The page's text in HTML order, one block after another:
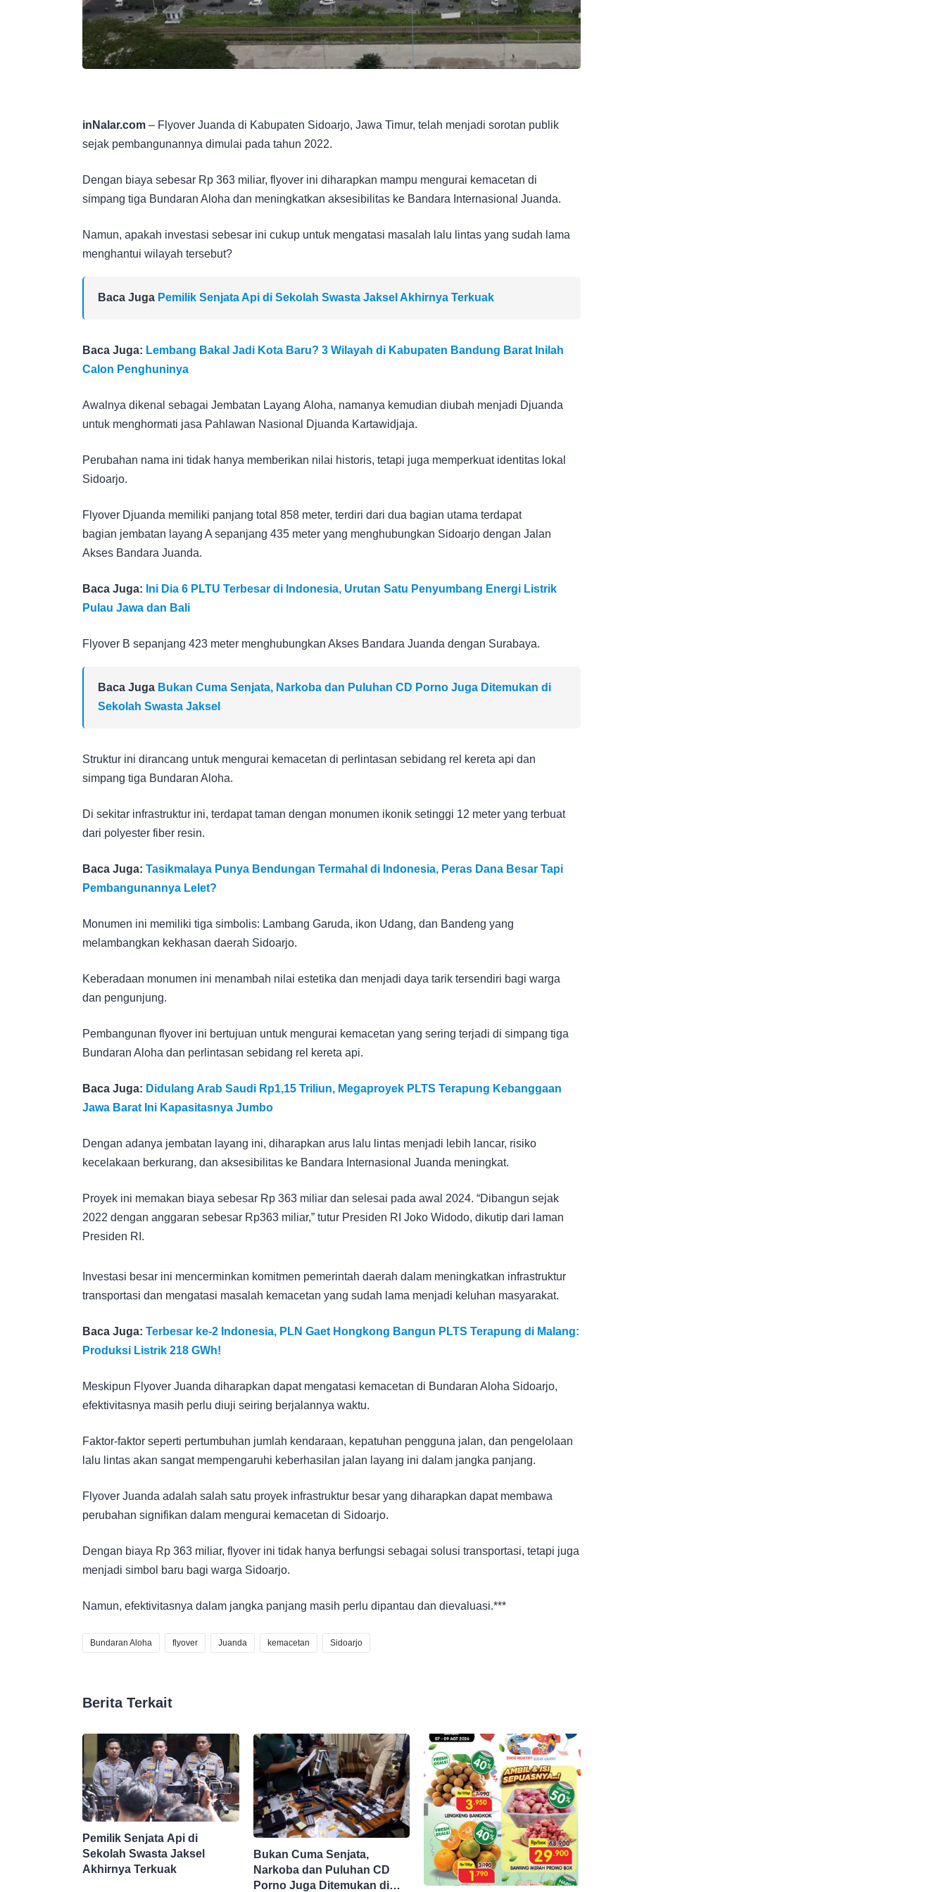
inNalar.com – Flyover Juanda di Kabupaten Sidoarjo, Jawa Timur, telah menjadi sorotan publik
sejak pembangunannya dimulai pada tahun 2022.
Dengan biaya sebesar Rp 363 miliar, flyover ini diharapkan mampu mengurai kemacetan di
simpang tiga Bundaran Aloha dan meningkatkan aksesibilitas ke Bandara Internasional Juanda.
Namun, apakah investasi sebesar ini cukup untuk mengatasi masalah lalu lintas yang sudah lama
menghantui wilayah tersebut?
Baca Juga Pemilik Senjata Api di Sekolah Swasta Jaksel Akhirnya Terkuak
Baca Juga: Lembang Bakal Jadi Kota Baru? 3 Wilayah di Kabupaten Bandung Barat Inilah
Calon Penghuninya
Awalnya dikenal sebagai Jembatan Layang Aloha, namanya kemudian diubah menjadi Djuanda
untuk menghormati jasa Pahlawan Nasional Djuanda Kartawidjaja.
Perubahan nama ini tidak hanya memberikan nilai historis, tetapi juga memperkuat identitas lokal
Sidoarjo.
Flyover Djuanda memiliki panjang total 858 meter, terdiri dari dua bagian utama terdapat
bagian jembatan layang A sepanjang 435 meter yang menghubungkan Sidoarjo dengan Jalan
Akses Bandara Juanda.
Baca Juga: Ini Dia 6 PLTU Terbesar di Indonesia, Urutan Satu Penyumbang Energi Listrik
Pulau Jawa dan Bali
Flyover B sepanjang 423 meter menghubungkan Akses Bandara Juanda dengan Surabaya.
Baca Juga Bukan Cuma Senjata, Narkoba dan Puluhan CD Porno Juga Ditemukan di
Sekolah Swasta Jaksel
Struktur ini dirancang untuk mengurai kemacetan di perlintasan sebidang rel kereta api dan
simpang tiga Bundaran Aloha.
Di sekitar infrastruktur ini, terdapat taman dengan monumen ikonik setinggi 12 meter yang terbuat
dari polyester fiber resin.
Baca Juga: Tasikmalaya Punya Bendungan Termahal di Indonesia, Peras Dana Besar Tapi
Pembangunannya Lelet?
Monumen ini memiliki tiga simbolis: Lambang Garuda, ikon Udang, dan Bandeng yang
melambangkan kekhasan daerah Sidoarjo.
Keberadaan monumen ini menambah nilai estetika dan menjadi daya tarik tersendiri bagi warga
dan pengunjung.
Pembangunan flyover ini bertujuan untuk mengurai kemacetan yang sering terjadi di simpang tiga
Bundaran Aloha dan perlintasan sebidang rel kereta api.
Baca Juga: Didulang Arab Saudi Rp1,15 Triliun, Megaproyek PLTS Terapung Kebanggaan
Jawa Barat Ini Kapasitasnya Jumbo
Dengan adanya jembatan layang ini, diharapkan arus lalu lintas menjadi lebih lancar, risiko
kecelakaan berkurang, dan aksesibilitas ke Bandara Internasional Juanda meningkat.
Proyek ini memakan biaya sebesar Rp 363 miliar dan selesai pada awal 2024. “Dibangun sejak
2022 dengan anggaran sebesar Rp363 miliar,” tutur Presiden RI Joko Widodo, dikutip dari laman
Presiden RI.
Investasi besar ini mencerminkan komitmen pemerintah daerah dalam meningkatkan infrastruktur
transportasi dan mengatasi masalah kemacetan yang sudah lama menjadi keluhan masyarakat.
Baca Juga: Terbesar ke-2 Indonesia, PLN Gaet Hongkong Bangun PLTS Terapung di Malang:
Produksi Listrik 218 GWh!
Meskipun Flyover Juanda diharapkan dapat mengatasi kemacetan di Bundaran Aloha Sidoarjo,
efektivitasnya masih perlu diuji seiring berjalannya waktu.
Faktor-faktor seperti pertumbuhan jumlah kendaraan, kepatuhan pengguna jalan, dan pengelolaan
lalu lintas akan sangat mempengaruhi keberhasilan jalan layang ini dalam jangka panjang.
Flyover Juanda adalah salah satu proyek infrastruktur besar yang diharapkan dapat membawa
perubahan signifikan dalam mengurai kemacetan di Sidoarjo.
Dengan biaya Rp 363 miliar, flyover ini tidak hanya berfungsi sebagai solusi transportasi, tetapi juga
menjadi simbol baru bagi warga Sidoarjo.
Namun, efektivitasnya dalam jangka panjang masih perlu dipantau dan dievaluasi.***
Bundaran Aloha flyover Juanda kemacetan Sidoarjo
Berita Terkait
Pemilik Senjata Api di
Sekolah Swasta Jaksel
Akhirnya Terkuak
Bukan Cuma Senjata,
Narkoba dan Puluhan CD
Porno Juga Ditemukan di